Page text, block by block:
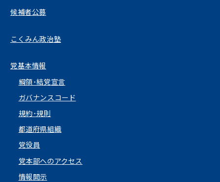
候補者公募
こくみん政治塾
党基本情報
綱領･結党宣言
ガバナンスコード
規約･規則
都道府県組織
党役員
党本部へのアクセス
情報開示